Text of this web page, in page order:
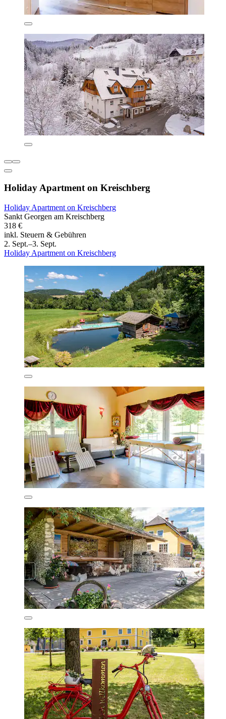
Holiday Apartment on Kreischberg
Holiday Apartment on Kreischberg
Sankt Georgen am Kreischberg
318 €
inkl. Steuern & Gebühren
2. Sept.–3. Sept.
Holiday Apartment on Kreischberg